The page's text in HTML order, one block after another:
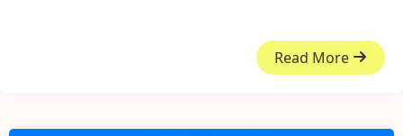
Read More